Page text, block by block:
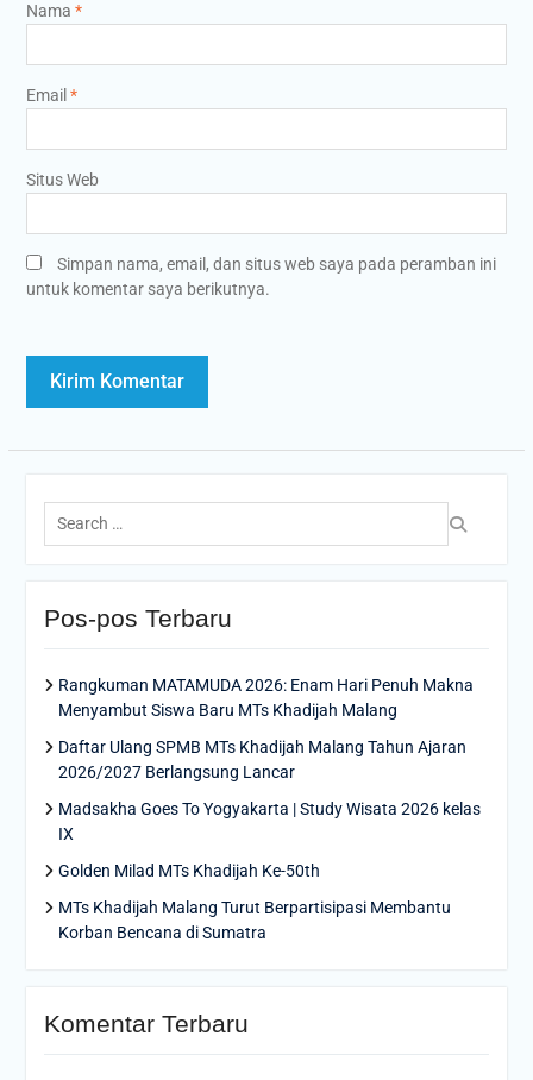
Nama *
Email *
Situs Web
Simpan nama, email, dan situs web saya pada peramban ini
untuk komentar saya berikutnya.
Search
for:
Pos-pos Terbaru
Rangkuman MATAMUDA 2026: Enam Hari Penuh Makna
Menyambut Siswa Baru MTs Khadijah Malang
Daftar Ulang SPMB MTs Khadijah Malang Tahun Ajaran
2026/2027 Berlangsung Lancar
Madsakha Goes To Yogyakarta | Study Wisata 2026 kelas
IX
Golden Milad MTs Khadijah Ke-50th
MTs Khadijah Malang Turut Berpartisipasi Membantu
Korban Bencana di Sumatra
Komentar Terbaru